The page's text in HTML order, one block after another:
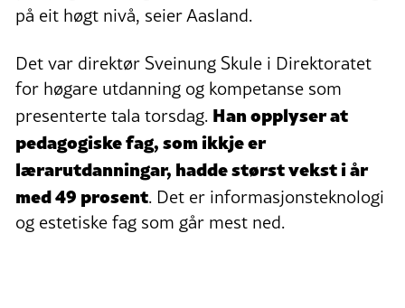
på eit høgt nivå, seier Aasland.
Det var direktør Sveinung Skule i Direktoratet
for høgare utdanning og kompetanse som
presenterte tala torsdag. Han opplyser at
pedagogiske fag, som ikkje er
lærarutdanningar, hadde størst vekst i år
med 49 prosent. Det er informasjonsteknologi
og estetiske fag som går mest ned.